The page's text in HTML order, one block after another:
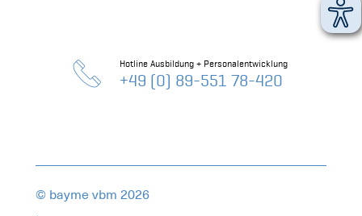
Hotline Ausbildung + Personalentwicklung
+49 (0) 89-551 78-420
© bayme vbm 2026